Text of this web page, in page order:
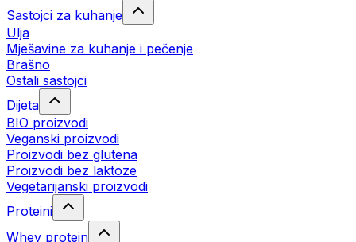
Sastojci za kuhanje
Ulja
Mješavine za kuhanje i pečenje
Brašno
Ostali sastojci
Dijeta
BIO proizvodi
Veganski proizvodi
Proizvodi bez glutena
Proizvodi bez laktoze
Vegetarijanski proizvodi
Proteini
Whey protein